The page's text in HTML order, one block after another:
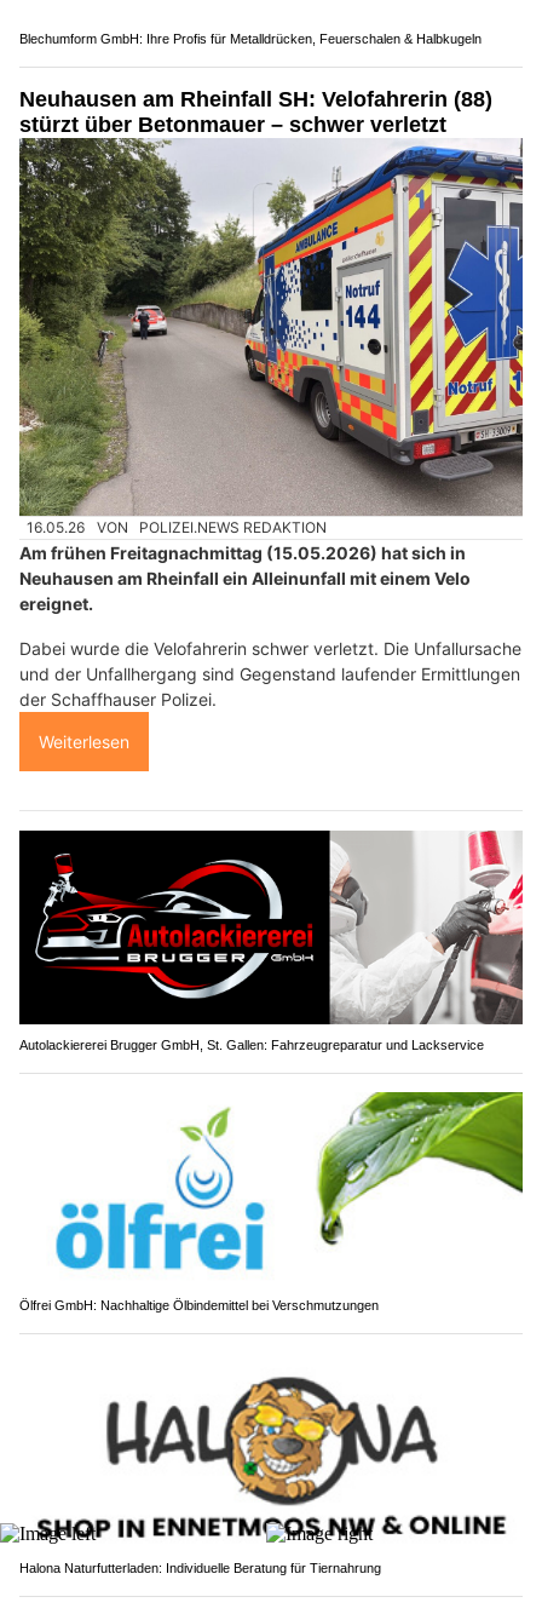
Blechumform GmbH: Ihre Profis für Metalldrücken, Feuerschalen & Halbkugeln
Neuhausen am Rheinfall SH: Velofahrerin (88)
stürzt über Betonmauer – schwer verletzt
16.05.26 VON POLIZEI.NEWS REDAKTION
Am frühen Freitagnachmittag (15.05.2026) hat sich in
Neuhausen am Rheinfall ein Alleinunfall mit einem Velo
ereignet.
Dabei wurde die Velofahrerin schwer verletzt. Die Unfallursache
und der Unfallhergang sind Gegenstand laufender Ermittlungen
der Schaffhauser Polizei.
Weiterlesen
Autolackiererei Brugger GmbH, St. Gallen: Fahrzeugreparatur und Lackservice
Ölfrei GmbH: Nachhaltige Ölbindemittel bei Verschmutzungen
Halona Naturfutterladen: Individuelle Beratung für Tiernahrung